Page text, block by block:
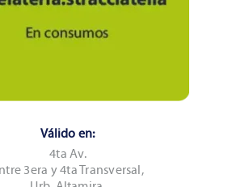
Válido en:
4ta Av.
3era y 4ta Transversal,